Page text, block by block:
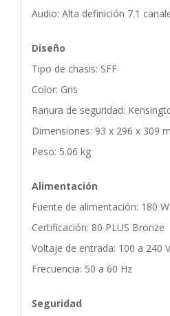
Audio: Alta definición 7.1
Diseño
Tipo de chasis: SFF
Color: Gris
Ranura de seguridad:
Dimensiones: 93 x 296 x 309
Peso: 5.06 kg
Alimentación
Fuente de alimentación: 180 W
Certificación: 80 PLUS Bronze
Voltaje de entrada: 100 a 240 V
Frecuencia: 50 a 60 Hz
Seguridad